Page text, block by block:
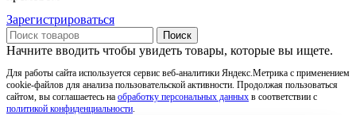
Зарегистрироваться
Поиск
Начните вводить чтобы увидеть товары, которые вы ищете.
Для работы сайта используется сервис веб-аналитики Яндекс.Метрика с применением
cookie-файлов для анализа пользовательской активности. Продолжая пользоваться
сайтом, вы соглашаетесь на обработку персональных данных в соответствии с
политикой конфиденциальности